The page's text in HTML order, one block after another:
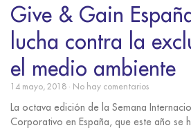
Give & Gain
lucha contra la
el medio ambiente
14 mayo, 2018 No hay comentarios
La octava edición de la Semana
Corporativo en España, que este año se